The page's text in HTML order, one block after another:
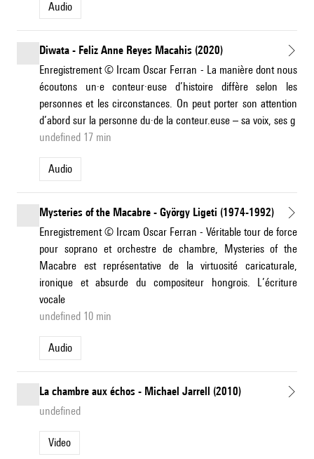
Audio
Diwata - Feliz Anne Reyes Macahis (2020)
Enregistrement © Ircam Oscar Ferran - La manière dont nous
écoutons un·e conteur·euse d’histoire diffère selon les
personnes et les circonstances. On peut porter son attention
d’abord sur la personne du·de la conteur.euse – sa voix, ses g
undefined 17 min
Audio
Mysteries of the Macabre - György Ligeti (1974-1992)
Enregistrement © Ircam Oscar Ferran - Véritable tour de force
pour soprano et orchestre de chambre, Mysteries of the
Macabre est représentative de la virtuosité caricaturale,
ironique et absurde du compositeur hongrois. L’écriture
vocale
undefined 10 min
Audio
La chambre aux échos - Michael Jarrell (2010)
undefined
Video